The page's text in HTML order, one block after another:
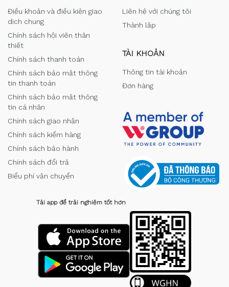
Điều khoản và điều kiện giao
dịch chung
Chính sách hội viên thân
thiết
Chính sách thanh toán
Chính sách bảo mật thông
tin thanh toán
Chính sách bảo mật thông
tin cá nhân
Chính sách giao nhận
Chính sách kiểm hàng
Chính sách bảo hành
Chính sách đổi trả
Biểu phí vận chuyển
Liên hệ với chúng tôi
Thành lập
TÀI KHOẢN
Thông tin tài khoản
Đơn hàng
Tải app để trải nghiệm tốt hơn